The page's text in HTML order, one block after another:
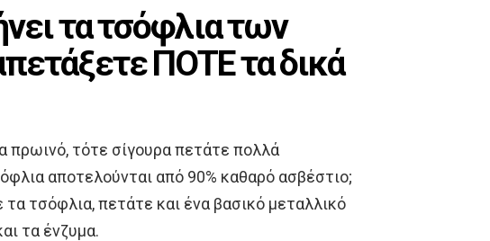
τα τσόφλια των
ΠΟΤΕ τα δικά
πρωινό, τότε σίγουρα πετάτε πολλά
αποτελούνται από 90% καθαρό ασβέστιο;
τσόφλια, πετάτε και ένα βασικό μεταλλικό
τα ένζυμα.